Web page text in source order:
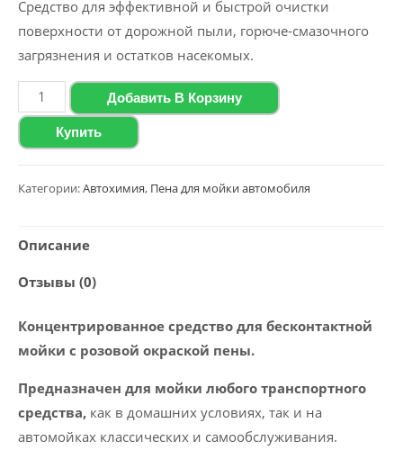
Средство для эффективной и быстрой очистки
поверхности от дорожной пыли, горюче-смазочного
загрязнения и остатков насекомых.
Количество
товара
Активная
з
окраской
"Active
33
Pink",
22
кг
Добавить В Корзину
Купить
Категории:Автохимия, Пена для мойки автомобиля
Описание
Отзывы (0)
Концентрированное средство для бесконтактной
мойки с розовой окраской пены.
Предназначен для мойки любого транспортного
средства, как в домашних условиях, так и на
автомойках классических и самообслуживания.